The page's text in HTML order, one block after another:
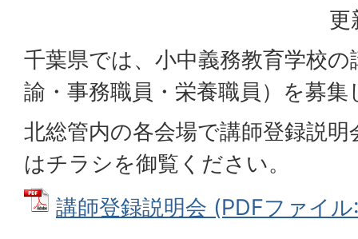
更
千葉県では、小中義務教育学校
諭・事務職員・栄養職員）を募
北総管内の各会場で講師登録説
はチラシを御覧ください。
講師登録説明会 (PDFファイ